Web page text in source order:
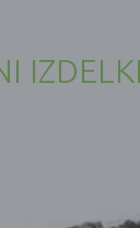
IZDELKI